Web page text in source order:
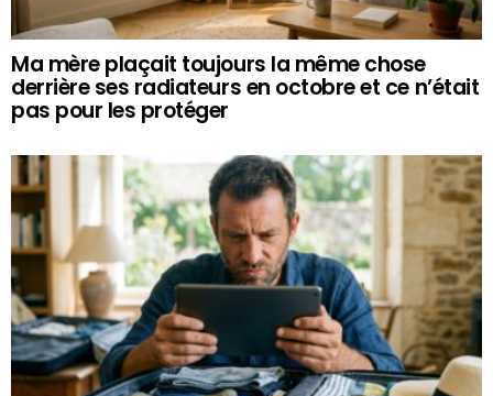
Ma mère plaçait toujours la même chose
derrière ses radiateurs en octobre et ce n’était
pas pour les protéger